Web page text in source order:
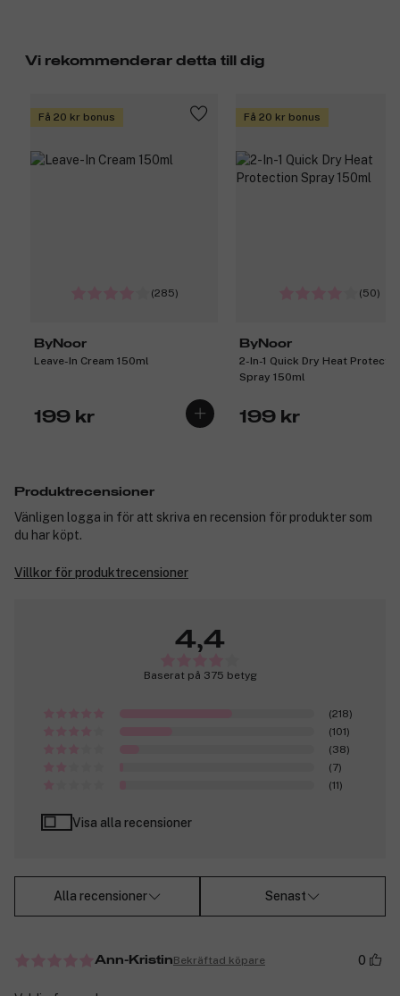
Vi rekommenderar detta till dig
Få 20 kr bonus
(285)
ByNoor
Leave-In Cream 150ml
199 kr
Få 20 kr bonus
(50)
ByNoor
2-In-1 Quick Dry Heat
Spray 150ml
199 kr
Produktrecensioner
Vänligen logga in för att skriva en recension för produkter som
du har köpt.
Villkor för produktrecensioner
4,4
Baserat på 375 betyg
(218)
(101)
(38)
(7)
(11)
Visa alla recensioner
Alla recensioner Senast
Ann-KristinBekräftad köpare 0